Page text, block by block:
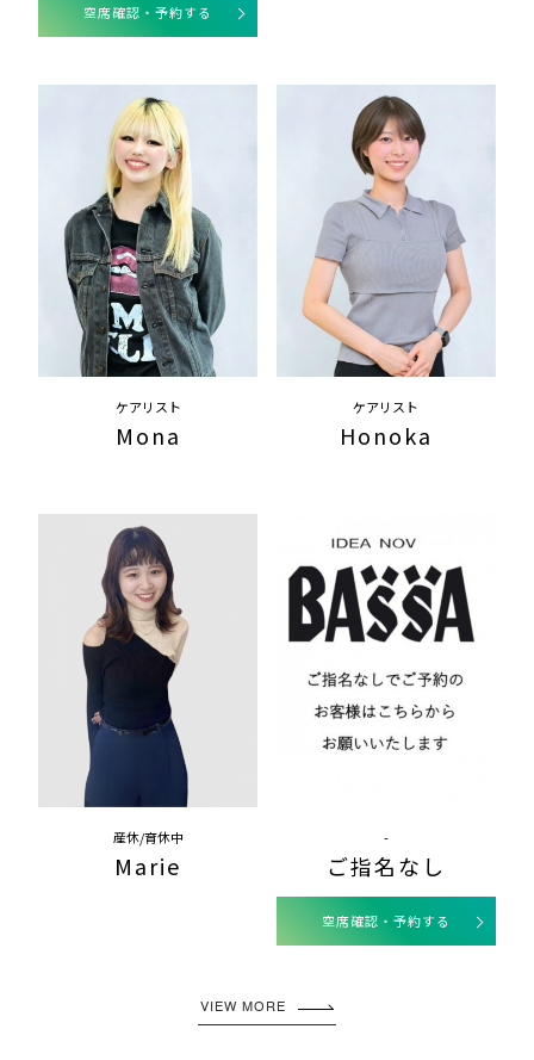
空席確認・予約する
ケアリスト
Mona
ケアリスト
Honoka
産休/育休中
Marie
-
ご指名なし
空席確認・予約する
VIEW MORE